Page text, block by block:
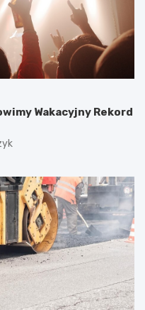
Wakacyjny Rekord